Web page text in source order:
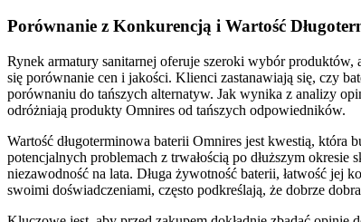
Porównanie z Konkurencją i Wartość
Rynek armatury sanitarnej oferuje szeroki wybór
się porównanie cen i jakości. Klienci zastanawiają się, czy
porównaniu do tańszych alternatyw. Jak wynika z analizy
odróżniają produkty Omnires od tańszych odpowiedników.
Wartość długoterminowa baterii Omnires jest kwestią,
potencjalnych problemach z trwałością po dłuższym
niezawodność na lata. Długa żywotność baterii, łatwość jej
swoimi doświadczeniami, często podkreślają, że dobrze